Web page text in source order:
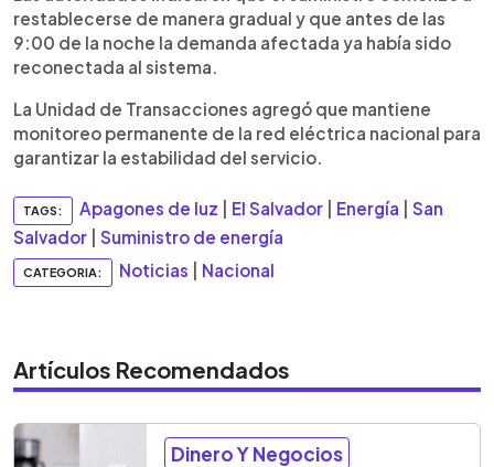
restablecerse de manera gradual y que antes de las
9:00 de la noche la demanda afectada ya había sido
reconectada al sistema.
La Unidad de Transacciones agregó que mantiene
monitoreo permanente de la red eléctrica nacional para
garantizar la estabilidad del servicio.
TAGS: Apagones de luz El Salvador Energía
San
Salvador
Suministro de energía
CATEGORIA: Noticias Nacional
Artículos Recomendados
Dinero Y Negocios